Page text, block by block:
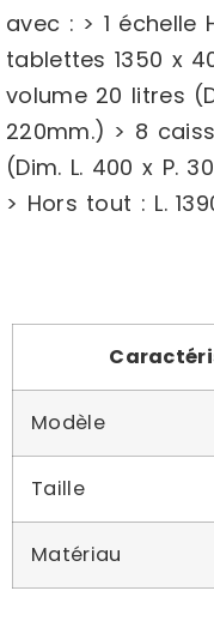
avec : > 1 échelle
tablettes 1350 x
volume 20 litres
220mm.) > 8
(Dim. L. 400 x P.
> Hors tout : L.
Modèle
Taille
Matériau